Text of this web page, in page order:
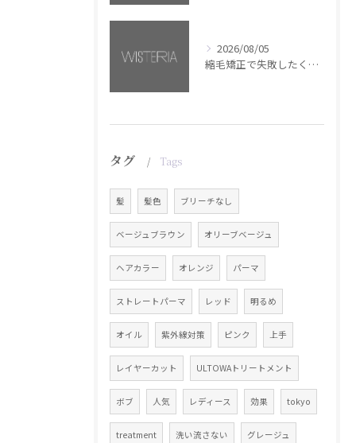
2026/08/05
縮毛矯正で失敗したくない方へ【銀座・美容室WISTERIA】
タグ Tags
髪 髪色 ブリーチなし
ベージュブラウン オリーブベージュ
ヘアカラー オレンジ パーマ
ストレートパーマ レッド 明るめ
オイル 紫外線対策 ピンク 上手
レイヤーカット ULTOWAトリートメント
ボブ 人気 レディース 効果 tokyo
treatment 洗い流さない グレージュ